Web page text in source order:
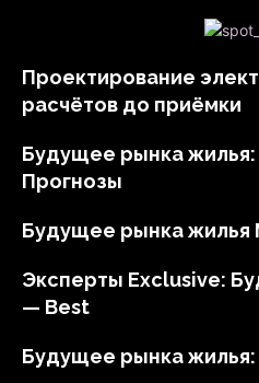
Проектирование
расчётов до приёмки
Будущее рынка жилья:
Прогнозы
Будущее рынка жилья
Эксперты Exclusive:
— Best
Будущее рынка жилья: